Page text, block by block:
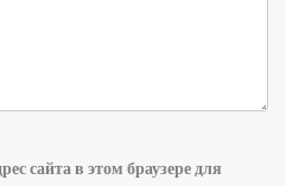
сайта в этом браузере для